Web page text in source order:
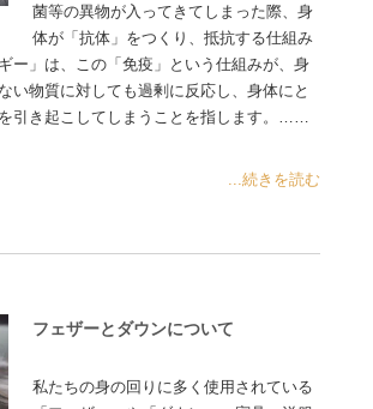
菌等の異物が入ってきてしまった際、身
体が「抗体」をつくり、抵抗する仕組み
ー」は、この「免疫」という仕組みが、身
い物質に対しても過剰に反応し、身体にと
引き起こしてしまうことを指します。……
...続きを読む
フェザーとダウンについて
私たちの身の回りに多く使用されている